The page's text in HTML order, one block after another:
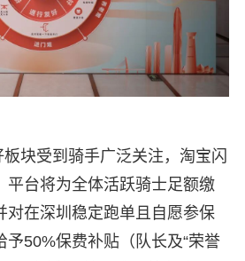
块受到骑手广泛关注，淘宝闪
平台将为全体活跃骑士足额缴
对在深圳稳定跑单且自愿参保
予50%保费补贴（队长及“荣誉